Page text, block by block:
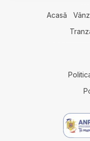
Terenuri de vanzare in
Terenuri de vanzare in
Terenuri de vanzare in
Spatii birouri de vanzare in
Spatii birouri de vanzare in
Acasă